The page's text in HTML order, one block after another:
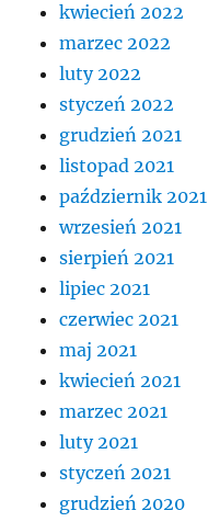
kwiecień 2022
marzec 2022
luty 2022
styczeń 2022
grudzień 2021
listopad 2021
październik 2021
wrzesień 2021
sierpień 2021
lipiec 2021
czerwiec 2021
maj 2021
kwiecień 2021
marzec 2021
luty 2021
styczeń 2021
grudzień 2020